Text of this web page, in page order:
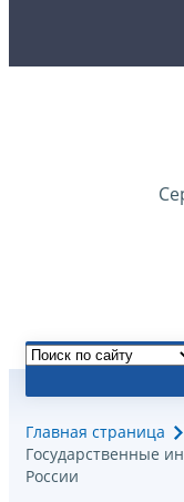
Главная страница
Государственные
России